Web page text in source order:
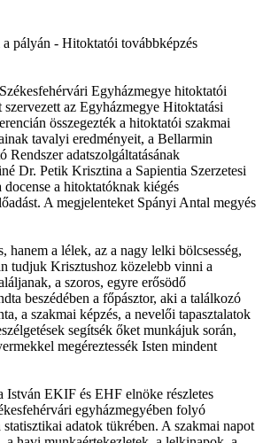
a pályán - Hitoktatói továbbképzés
Egyházmegye hitoktatói
szervezett az Egyházmegye Hitoktatási
összegezték a hitoktatói szakmai
tavalyi eredményeit, a Bellarmin
adatszolgáltatásának
Dr. Petik Krisztina a Sapientia Szerzetesi
a hitoktatóknak kiégés
A megjelenteket Spányi Antal megyés
hanem a lélek, az a nagy lelki bölcsesség,
tudjuk Krisztushoz közelebb vinni a
a szoros, egyre erősödő
beszédében a főpásztor, aki a találkozó
a szakmai képzés, a nevelői tapasztalatok
segítsék őket munkájuk során,
megéreztessék Isten mindent
István EKIF és EHF elnöke részletes
egyházmegyében folyó
adatok tükrében. A szakmai napot